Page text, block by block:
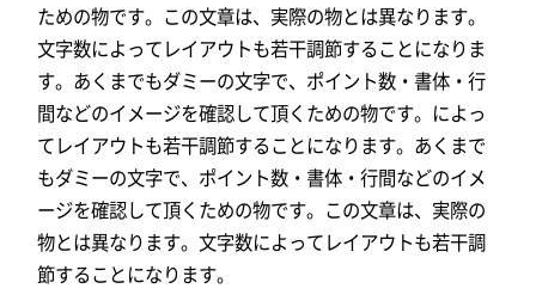
ための物です。この文章は、実際の物とは異なります。
文字数によってレイアウトも若干調節することになりま
す。あくまでもダミーの文字で、ポイント数・書体・行
間などのイメージを確認して頂くための物です。によっ
てレイアウトも若干調節することになります。あくまで
もダミーの文字で、ポイント数・書体・行間などのイメ
ージを確認して頂くための物です。この文章は、実際の
物とは異なります。文字数によってレイアウトも若干調
節することになります。